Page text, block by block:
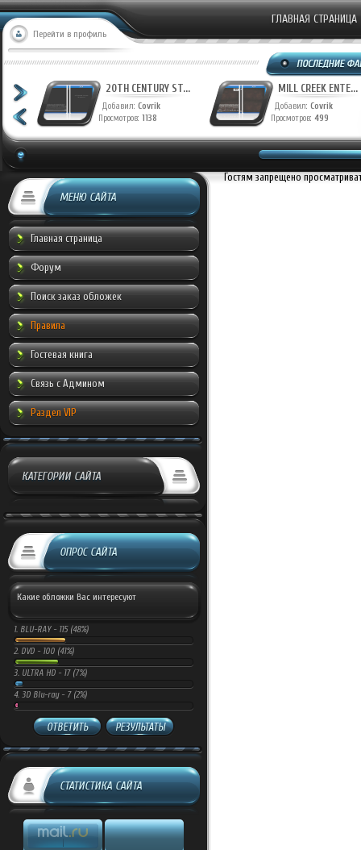
Перейти в профиль
ГЛАВНАЯ СТРАНИЦА
ST... 20TH CENTURY ST...
Добавил:Covrik
Просмотров:
MILL CREEK
Добавил:
Просмотров:
МЕНЮ САЙТА
Главная страница
Форум
Поиск заказ обложек
Правила
Гостевая книга
Связь с Админом
Раздел VIP
КАТЕГОРИИ САЙТА
ОПРОС САЙТА
Какие обложки Вас интересуют
1. BLU-RAY - 115 (48%)
2. DVD - 100 (41%)
3. ULTRA HD - 17 (7%)
4. 3D Blu-ray - 7 (2%)
ОТВЕТИТЬ РЕЗУЛЬТАТЫ
СТАТИСТИКА САЙТА
Гостям запрещено